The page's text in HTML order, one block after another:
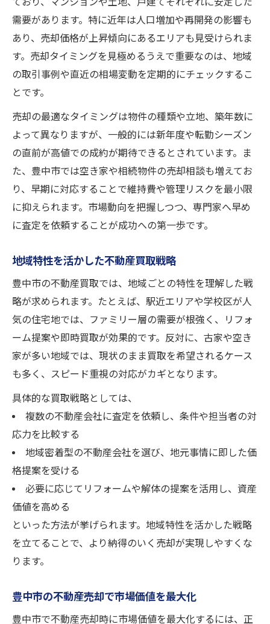
需要があります。特に近年は人口増加や再開発の影響も
あり、売却価格が上昇傾向にあるエリアも見受けられま
す。売却タイミングを見極めるうえで重要なのは、地域
の取引事例や直近の相場変動を定期的にチェックするこ
とです。
売却の最適なタイミングは物件の種類や立地、築年数に
よって異なりますが、一般的には新年度や転勤シーズン
の直前が高値での成約が期待できるとされています。ま
た、豊中市では空き家や相続物件の売却相談も増えてお
り、早期に対応することで維持費や管理リスクを最小限
に抑えられます。市場動向を把握しつつ、専門家へ早め
に査定を依頼することが成功への第一歩です。
地域特性を活かした不動産買取戦略
豊中市の不動産買取では、地域ごとの特性を理解した戦
略が求められます。たとえば、駅近エリアや学校区が人
気の住宅地では、ファミリー層の需要が根強く、リフォ
ーム提案や即時買取が効果的です。反対に、古家や空き
家が多い地域では、現状のまま買取を希望されるケース
も多く、スピード重視の対応がカギとなります。
具体的な買取戦略としては、
複数の不動産会社に査定を依頼し、条件や担当者の対
応力を比較する
地域密着型の不動産会社を選び、地元事情に即した価
格提案を受ける
必要に応じてリフォームや解体の提案を活用し、資産
価値を高める
といった方法が挙げられます。地域特性を活かした戦略
を立てることで、より納得のいく売却が実現しやすくな
ります。
豊中市の不動産売却で市場価値を最大化
豊中市で不動産売却時に市場価値を最大化するには、正